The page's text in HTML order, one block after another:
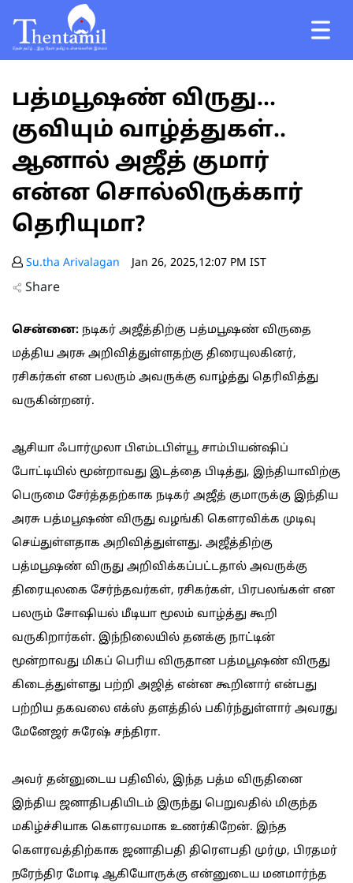
பத்மபூஷண் விருது...
குவியும் வாழ்த்துகள்..
ஆனால் அஜீத் குமார்
என்ன சொல்லிருக்கார்
தெரியுமா?
Su.tha Arivalagan Jan 26, 2025,12:07 PM IST
Share
சென்னை: நடிகர் அஜீத்திற்கு பத்மபூஷண் விருதை
மத்திய அரசு அறிவித்துள்ளதற்கு திரையுலகினர்,
ரசிகர்கள் என பலரும் அவருக்கு வாழ்த்து தெரிவித்து
வருகின்றனர்.
ஆசியா ஃபார்முலா பிஎம்டபிள்யூ சாம்பியன்ஷிப்
போட்டியில் மூன்றாவது இடத்தை பிடித்து, இந்தியாவிற்கு
பெருமை சேர்த்ததற்காக நடிகர் அஜீத் குமாருக்கு இந்திய
அரசு பத்மபூஷண் விருது வழங்கி கெளரவிக்க முடிவு
செய்துள்ளதாக அறிவித்துள்ளது. அஜீத்திற்கு
பத்மபூஷண் விருது அறிவிக்கப்பட்டதால் அவருக்கு
திரையுலகை சேர்ந்தவர்கள், ரசிகர்கள், பிரபலங்கள் என
பலரும் சோஷியல் மீடியா மூலம் வாழ்த்து கூறி
வருகிறார்கள். இந்நிலையில் தனக்கு நாட்டின்
மூன்றாவது மிகப் பெரிய விருதான பத்மபூஷண் விருது
கிடைத்துள்ளது பற்றி அஜித் என்ன கூறினார் என்பது
பற்றிய தகவலை எக்ஸ் தளத்தில் பகிர்ந்துள்ளார் அவரது
மேனேஜர் சுரேஷ் சந்திரா.
அவர் தன்னுடைய பதிவில், இந்த பத்ம விருதினை
இந்திய ஜனாதிபதியிடம் இருந்து பெறுவதில் மிகுந்த
மகிழ்ச்சியாக கெளரவமாக உணர்கிறேன். இந்த
கெளரவத்திற்காக ஜனாதிபதி திரெளபதி முர்மு, பிரதமர்
நரேந்திர மோடி ஆகியோருக்கு என்னுடைய மனமார்ந்த